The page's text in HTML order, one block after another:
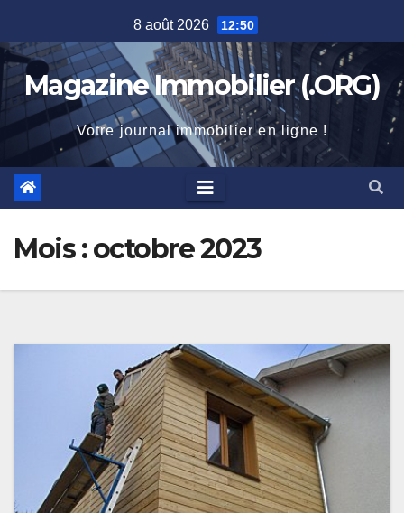
to
content
8 août 2026 12:50
Magazine Immobilier (.ORG)
Votre journal immobilier en ligne !
Mois :octobre 2023